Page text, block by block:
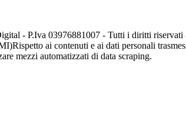
- P.Iva 03976881007 - Tutti i diritti
Rispetto ai contenuti e ai dati personali
mezzi automatizzati di data scraping.